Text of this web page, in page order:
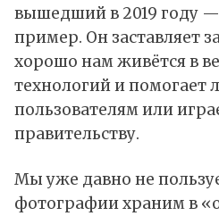
вышедший в 2019 году
пример. Он заставляет
хорошо нам живётся в
технологий и помогает
пользователям или
правительству.
Мы уже давно не
фотографии храним в